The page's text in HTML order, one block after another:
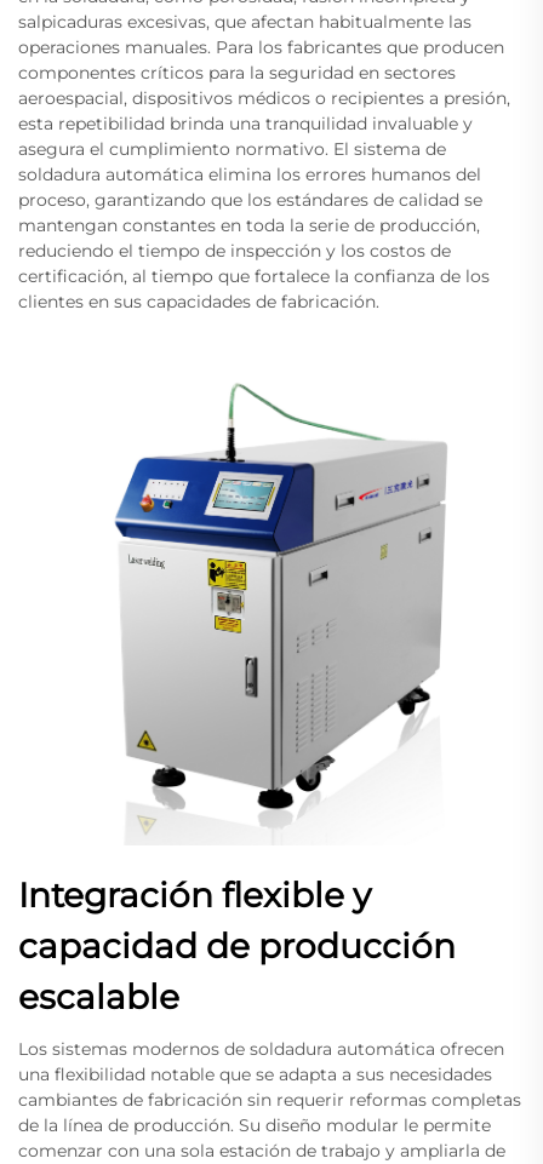
salpicaduras excesivas, que afectan habitualmente las
operaciones manuales. Para los fabricantes que producen
componentes críticos para la seguridad en sectores
aeroespacial, dispositivos médicos o recipientes a presión,
esta repetibilidad brinda una tranquilidad invaluable y
asegura el cumplimiento normativo. El sistema de
soldadura automática elimina los errores humanos del
proceso, garantizando que los estándares de calidad se
mantengan constantes en toda la serie de producción,
reduciendo el tiempo de inspección y los costos de
certificación, al tiempo que fortalece la confianza de los
clientes en sus capacidades de fabricación.
Integración flexible y
capacidad de producción
escalable
Los sistemas modernos de soldadura automática ofrecen
una flexibilidad notable que se adapta a sus necesidades
cambiantes de fabricación sin requerir reformas completas
de la línea de producción. Su diseño modular le permite
comenzar con una sola estación de trabajo y ampliarla de